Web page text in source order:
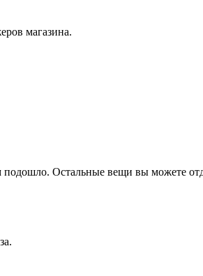
магазина.
подошло. Остальные вещи вы можете